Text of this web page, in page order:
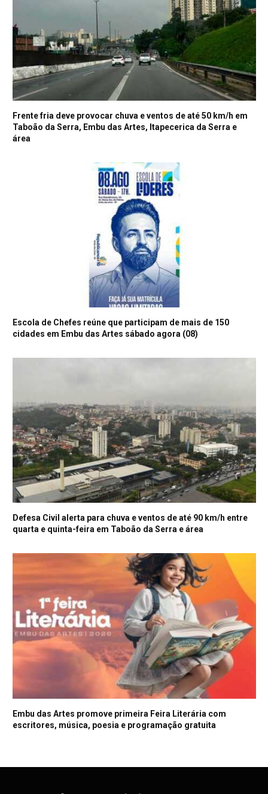
Frente fria deve provocar chuva e ventos de até 50 km/h em
Taboão da Serra, Embu das Artes, Itapecerica da Serra e
área
Escola de Chefes reúne que participam de mais de 150
cidades em Embu das Artes sábado agora (08)
Defesa Civil alerta para chuva e ventos de até 90 km/h entre
quarta e quinta-feira em Taboão da Serra e área
Embu das Artes promove primeira Feira Literária com
escritores, música, poesia e programação gratuita